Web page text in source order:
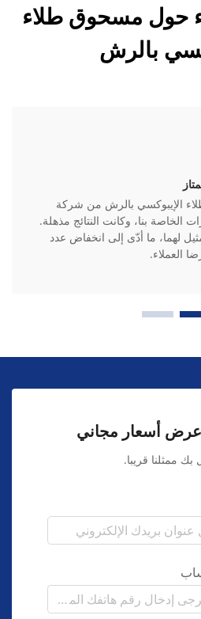
حول مسحوق طلاء
بالرش
الإيبوكسي بالرش من شركة
الخاصة بنا، وكانت النتائج مذهلة.
لهما، ما أدّى إلى انخفاض عدد
العملاء.
أسعار مجاني
ممثلنا قريبا.